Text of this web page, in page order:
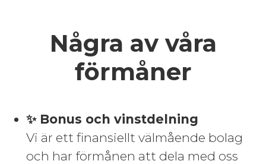
Några av våra
förmåner
✨ Bonus och vinstdelning
Vi är ett finansiellt välmående bolag
och har förmånen att dela med oss